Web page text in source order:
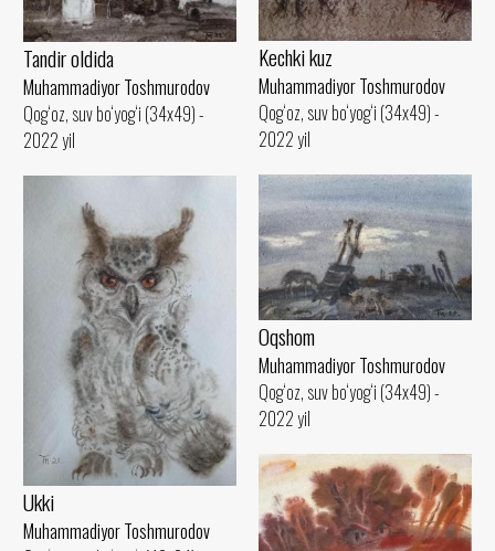
Tandir oldida
Muhammadiyor Toshmurodov
Qog‘oz, suv bo‘yog‘i (34x49) -
2022 yil
Kechki kuz
Muhammadiyor Toshmurodov
Qog‘oz, suv bo‘yog‘i (34x49) -
2022 yil
Oqshom
Muhammadiyor Toshmurodov
Qog‘oz, suv bo‘yog‘i (34x49) -
2022 yil
Ukki
Muhammadiyor Toshmurodov